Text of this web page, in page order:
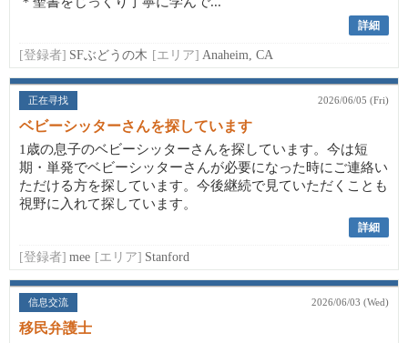
詳細
[登録者] SFぶどうの木 [エリア] Anaheim, CA
正在寻找 2026/06/05 (Fri)
ベビーシッターさんを探しています
1歳の息子のベビーシッターさんを探しています。今は短
期・単発でベビーシッターさんが必要になった時にご連絡い
ただける方を探しています。今後継続で見ていただくことも
視野に入れて探しています。
詳細
[登録者] mee [エリア] Stanford
信息交流 2026/06/03 (Wed)
移民弁護士